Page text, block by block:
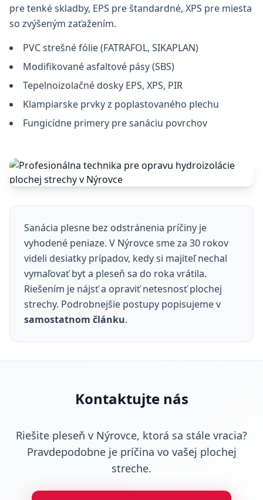
pre tenké skladby, EPS pre štandardné, XPS pre miesta
so zvýšeným zaťažením.
PVC strešné fólie (FATRAFOL, SIKAPLAN)
Modifikované asfaltové pásy (SBS)
Tepelnoizolačné dosky EPS, XPS, PIR
Klampiarske prvky z poplastovaného plechu
Fungicídne primery pre sanáciu povrchov
Sanácia plesne bez odstránenia príčiny je
vyhodené peniaze. V Nýrovce sme za 30 rokov
videli desiatky prípadov, kedy si majiteľ nechal
vymaľovať byt a pleseň sa do roka vrátila.
Riešením je nájsť a opraviť netesnosť plochej
strechy. Podrobnejšie postupy popisujeme v
samostatnom článku.
Kontaktujte nás
Riešite pleseň v Nýrovce, ktorá sa stále vracia?
Pravdepodobne je príčina vo vašej plochej
streche.